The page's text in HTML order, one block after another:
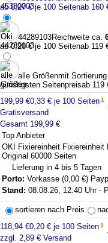
ab 0,27 € je 100 Seitenab 160
44289103Reichweite ca.
ab 0,20 € je 100 Seitenab 119
alle Größenmit
günstigsten Seitenpreisab 119
199,99 €0,33 € je 100 Seiten1
Gratisversand
Gesamt 199,99 €
Top Anbieter
OKI Fixiereinheit Fixiereinheit
Original 60000 Seiten
Lieferung in 4 bis 5 Tagen
Porto: Vorkasse (0,00 €)
Stand: 08.08.26, 12:40 Uhr -
sortieren nach Preis
118,94 €0,20 € je 100 Seiten1
zzgl. 2,89 € Versand